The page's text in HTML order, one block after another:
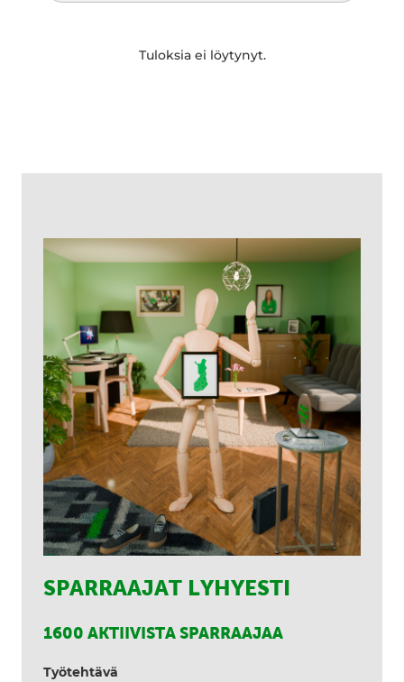
Tuloksia ei löytynyt.
SPARRAAJAT LYHYESTI
1600 AKTIIVISTA SPARRAAJAA
Työtehtävä